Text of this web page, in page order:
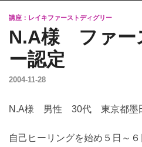
講座：レイキファーストディグリー
N.A様 ファー
ー認定
2004-11-28
N.A様 男性 30代 東京都墨
自己ヒーリングを始め５日～